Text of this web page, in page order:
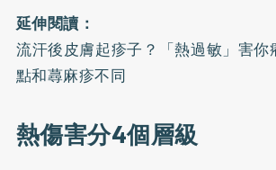
延伸閱讀：
流汗後皮膚起疹子？「熱過敏」害你
點和蕁麻疹不同
熱傷害分4個層級